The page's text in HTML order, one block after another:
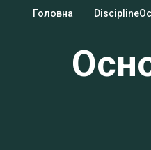
Головна Discipline